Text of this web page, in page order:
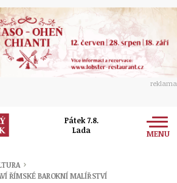
reklama
Pátek 7.8.
Lada
MENU
›
ŘÍMSKÉ BAROKNÍ MALÍŘSTVÍ